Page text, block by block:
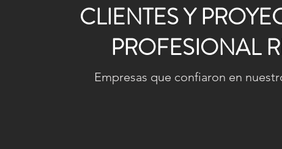
CLIENTES Y
PROFESIONAL
Empresas que confiaron en